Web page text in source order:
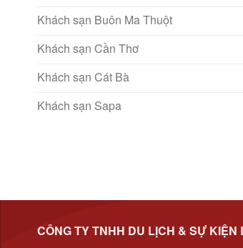
Khách sạn Buôn Ma Thuột
Khách sạn Cần Thơ
Khách sạn Cát Bà
Khách sạn Sapa
CÔNG TY TNHH DU LỊCH & SỰ KIỆN